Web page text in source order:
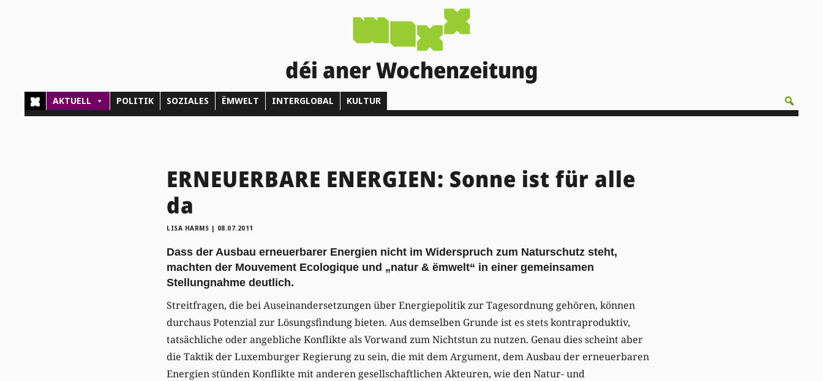
déi aner Wochenzeitung
AKTUELL POLITIK SOZIALES ËMWELT INTERGLOBAL KULTUR
ERNEUERBARE ENERGIEN: Sonne ist für alle
da
LISA HARMS | 08.07.2011
Dass der Ausbau erneuerbarer Energien nicht im Widerspruch zum Naturschutz steht,
machten der Mouvement Ecologique und „natur & ëmwelt“ in einer gemeinsamen
Stellungnahme deutlich.
Streitfragen, die bei Auseinandersetzungen über Energiepolitik zur Tagesordnung gehören, können
durchaus Potenzial zur Lösungsfindung bieten. Aus demselben Grunde ist es stets kontraproduktiv,
tatsächliche oder angebliche Konflikte als Vorwand zum Nichtstun zu nutzen. Genau dies scheint aber
die Taktik der Luxemburger Regierung zu sein, die mit dem Argument, dem Ausbau der erneuerbaren
Energien stünden Konflikte mit anderen gesellschaftlichen Akteuren, wie den Natur- und